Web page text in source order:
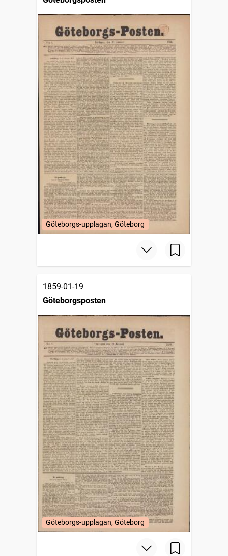
Göteborgs-upplagan, Göteborg
1859-01-19
Göteborgsposten
Göteborgs-upplagan, Göteborg